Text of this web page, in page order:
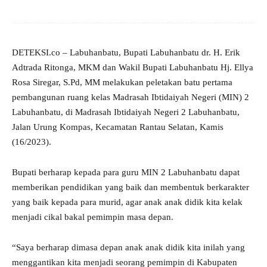
DETEKSI.co – Labuhanbatu, Bupati Labuhanbatu dr. H. Erik
Adtrada Ritonga, MKM dan Wakil Bupati Labuhanbatu Hj. Ellya
Rosa Siregar, S.Pd, MM melakukan peletakan batu pertama
pembangunan ruang kelas Madrasah Ibtidaiyah Negeri (MIN) 2
Labuhanbatu, di Madrasah Ibtidaiyah Negeri 2 Labuhanbatu,
Jalan Urung Kompas, Kecamatan Rantau Selatan, Kamis
(16/2023).
Bupati berharap kepada para guru MIN 2 Labuhanbatu dapat
memberikan pendidikan yang baik dan membentuk berkarakter
yang baik kepada para murid, agar anak anak didik kita kelak
menjadi cikal bakal pemimpin masa depan.
“Saya berharap dimasa depan anak anak didik kita inilah yang
menggantikan kita menjadi seorang pemimpin di Kabupaten